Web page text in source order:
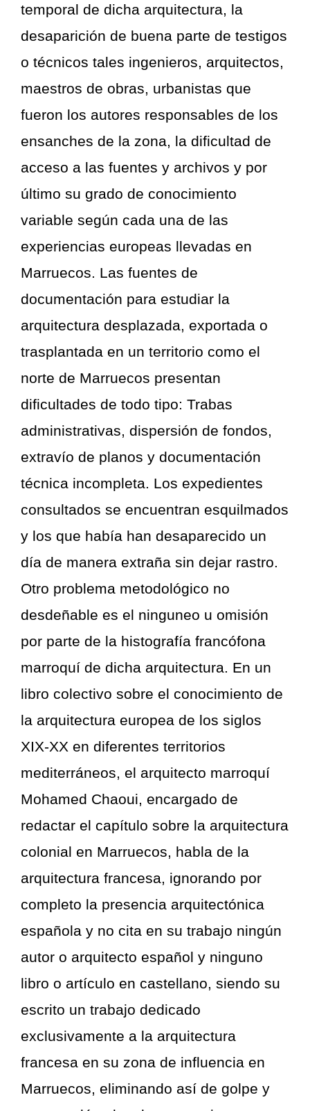
temporal de dicha arquitectura, la
desaparición de buena parte de testigos
o técnicos tales ingenieros, arquitectos,
maestros de obras, urbanistas que
fueron los autores responsables de los
ensanches de la zona, la dificultad de
acceso a las fuentes y archivos y por
último su grado de conocimiento
variable según cada una de las
experiencias europeas llevadas en
Marruecos. Las fuentes de
documentación para estudiar la
arquitectura desplazada, exportada o
trasplantada en un territorio como el
norte de Marruecos presentan
dificultades de todo tipo: Trabas
administrativas, dispersión de fondos,
extravío de planos y documentación
técnica incompleta. Los expedientes
consultados se encuentran esquilmados
y los que había han desaparecido un
día de manera extraña sin dejar rastro.
Otro problema metodológico no
desdeñable es el ninguneo u omisión
por parte de la histografía francófona
marroquí de dicha arquitectura. En un
libro colectivo sobre el conocimiento de
la arquitectura europea de los siglos
XIX-XX en diferentes territorios
mediterráneos, el arquitecto marroquí
Mohamed Chaoui, encargado de
redactar el capítulo sobre la arquitectura
colonial en Marruecos, habla de la
arquitectura francesa, ignorando por
completo la presencia arquitectónica
española y no cita en su trabajo ningún
autor o arquitecto español y ninguno
libro o artículo en castellano, siendo su
escrito un trabajo dedicado
exclusivamente a la arquitectura
francesa en su zona de influencia en
Marruecos, eliminando así de golpe y